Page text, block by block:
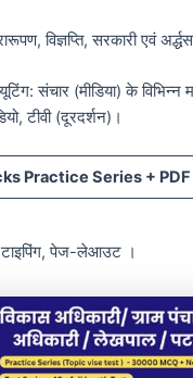
विज्ञप्ति, सरकारी एवं
संचार (मीडिया) के विभिन्न
टीवी (दूरदर्शन)।
Practice Series + PDF
टाइपिंग, पेज-लेआउट ।